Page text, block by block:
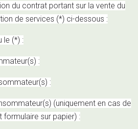
du contrat portant sur la vente du
de services (*) ci-dessous :
le (*) :
:
:
(uniquement en cas de
sur papier) :